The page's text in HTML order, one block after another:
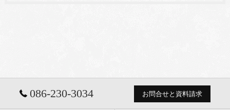
086-230-3034 お問合せと資料請求